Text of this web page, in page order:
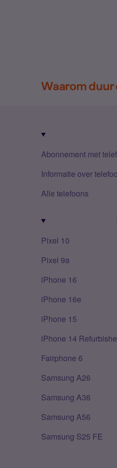
Waarom duur
Abonnement met
Informatie over
Alle telefoons
Pixel 10
Pixel 9a
iPhone 16
iPhone 16e
iPhone 15
iPhone 14
Fairphone 6
Samsung A26
Samsung A36
Samsung A56
Samsung S25 FE